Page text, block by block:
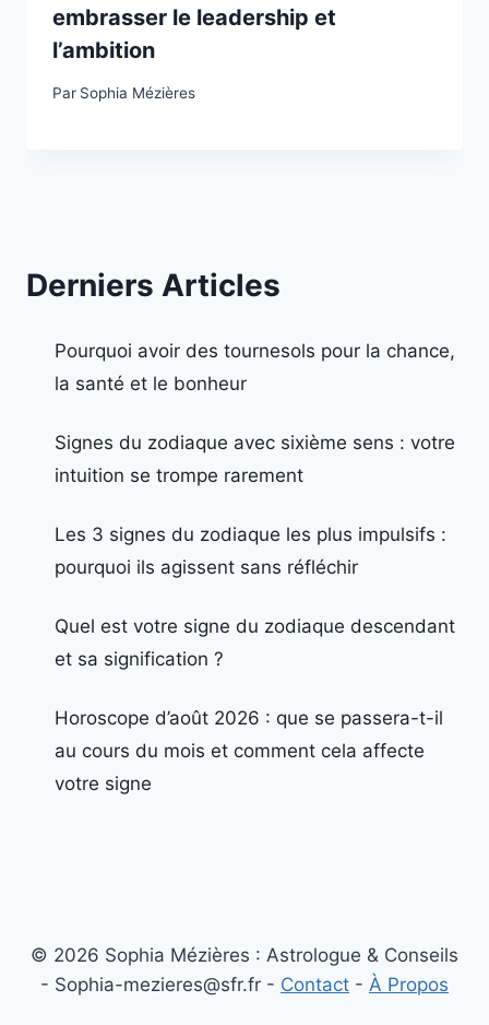
embrasser le leadership et
l’ambition
Par Sophia Mézières
Derniers Articles
Pourquoi avoir des tournesols pour la chance,
la santé et le bonheur
Signes du zodiaque avec sixième sens : votre
intuition se trompe rarement
Les 3 signes du zodiaque les plus impulsifs :
pourquoi ils agissent sans réfléchir
Quel est votre signe du zodiaque descendant
et sa signification ?
Horoscope d’août 2026 : que se passera-t-il
au cours du mois et comment cela affecte
votre signe
© 2026 Sophia Mézières : Astrologue & Conseils
- Sophia-mezieres@sfr.fr - Contact - À Propos